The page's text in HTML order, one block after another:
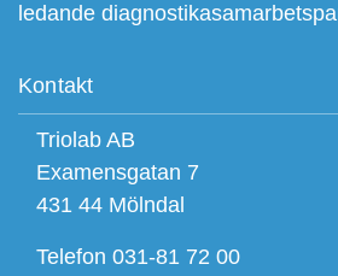
ledande
Kontakt
Triolab AB
Examensgatan 7
431 44 Mölndal
Telefon 031-81 72 00